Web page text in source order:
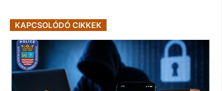
KAPCSOLÓDÓ CIKKEK